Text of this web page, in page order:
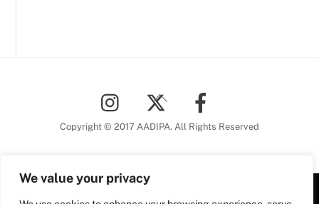
We value your privacy
To
Top
Copyright © 2017 AADIPA. All Rights Reserved